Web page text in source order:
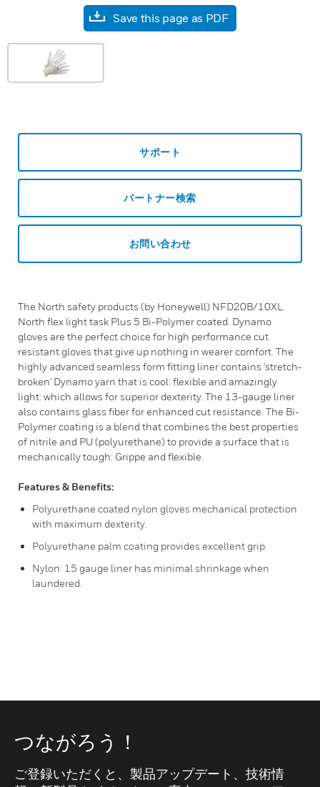
Save this page as PDF
サポート
パートナー検索
お問い合わせ
The North safety products (by Honeywell) NFD20B/10XL
North flex light task Plus 5 Bi-Polymer coated. Dynamo
gloves are the perfect choice for high performance cut
resistant gloves that give up nothing in wearer comfort. The
highly advanced seamless form fitting liner contains 'stretch-
broken' Dynamo yarn that is cool: flexible and amazingly
light: which allows for superior dexterity. The 13-gauge liner
also contains glass fiber for enhanced cut resistance. The Bi-
Polymer coating is a blend that combines the best properties
of nitrile and PU (polyurethane) to provide a surface that is
mechanically tough: Grippe and flexible.
Features & Benefits:
Polyurethane coated nylon gloves mechanical protection
with maximum dexterity.
Polyurethane palm coating provides excellent grip.
Nylon: 15 gauge liner has minimal shrinkage when
laundered.
つながろう！
ご登録いただくと、製品アップデート、技術情